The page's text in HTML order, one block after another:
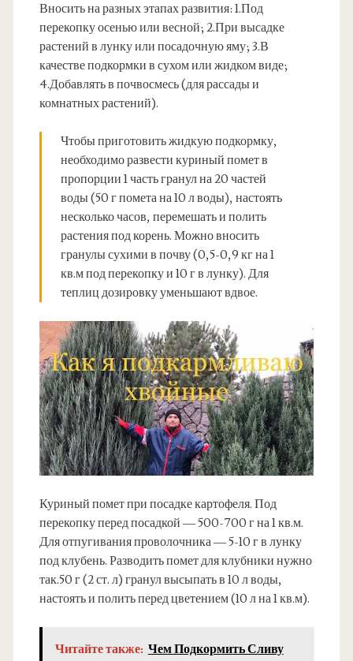
Вносить на разных этапах развития: 1.Под
перекопку осенью или весной; 2.При высадке
растений в лунку или посадочную яму; 3.В
качестве подкормки в сухом или жидком виде;
4.Добавлять в почвосмесь (для рассады и
комнатных растений).
Чтобы приготовить жидкую подкормку,
необходимо развести куриный помет в
пропорции 1 часть гранул на 20 частей
воды (50 г помета на 10 л воды), настоять
несколько часов, перемешать и полить
растения под корень. Можно вносить
гранулы сухими в почву (0,5-0,9 кг на 1
кв.м под перекопку и 10 г в лунку). Для
теплиц дозировку уменьшают вдвое.
Куриный помет при посадке картофеля. Под
перекопку перед посадкой — 500-700 г на 1 кв.м.
Для отпугивания проволочника — 5-10 г в лунку
под клубень. Разводить помет для клубники нужно
так.50 г (2 ст. л) гранул высыпать в 10 л воды,
настоять и полить перед цветением (10 л на 1 кв.м).
Читайте также: Чем Подкормить Сливу